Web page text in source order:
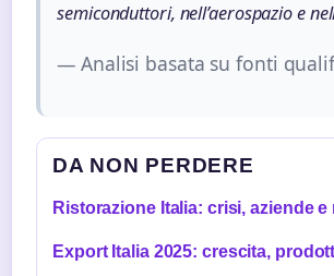
semiconduttori, nell’aerospazio e
— Analisi basata su fonti
DA NON PERDERE
Ristorazione Italia: crisi, aziende
Export Italia 2025: crescita,